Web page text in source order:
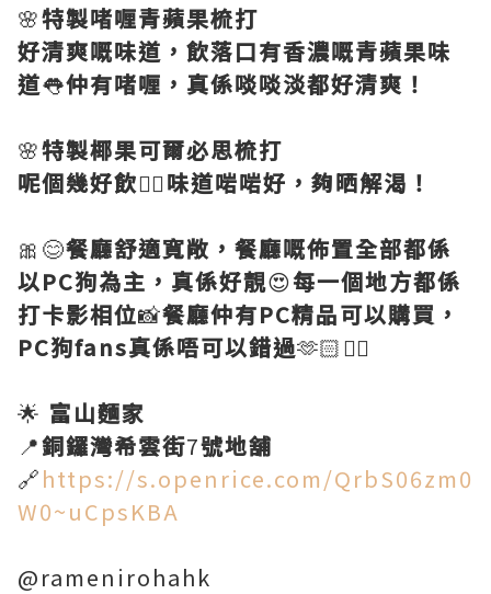
🌸特製啫喱青蘋果梳打
好清爽嘅味道，飲落口有香濃嘅青蘋果味
道👅仲有啫喱，真係啖啖淡都好清爽！
🌸特製椰果可爾必思梳打
呢個幾好飲👍🏻味道啱啱好，夠晒解渴！
🎀😊餐廳舒適寬敞，餐廳嘅佈置全部都係
以PC狗為主，真係好靚😍每一個地方都係
打卡影相位📸餐廳仲有PC精品可以購買，
PC狗fans真係唔可以錯過🫶🏻👍🏻
🌟 富山麵家
📍銅鑼灣希雲街7號地舖
🔗https://s.openrice.com/QrbS06zm0
W0~uCpsKBA
@ramenirohahk